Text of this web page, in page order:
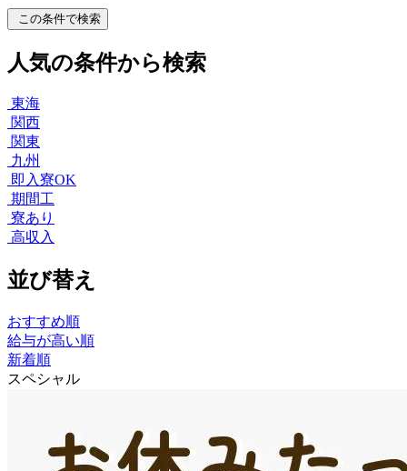
この条件で検索
人気の条件から検索
東海
関西
関東
九州
即入寮OK
期間工
寮あり
高収入
並び替え
おすすめ順
給与が高い順
新着順
スペシャル